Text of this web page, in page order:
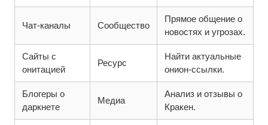
Чат-каналы Сообщество
Прямое общение о
новостях и угрозах.
Сайты с
онитацией
Ресурс
Найти актуальные
онион-ссылки.
Блогеры о
даркнете
Медиа
Анализ и отзывы о
Кракен.